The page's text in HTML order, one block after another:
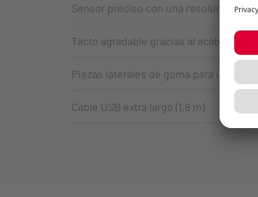
Sensor preciso con una resolución de
Tacto agradable gracias al acabado
Piezas laterales de goma para un
Cable USB extra largo (1,8 m)